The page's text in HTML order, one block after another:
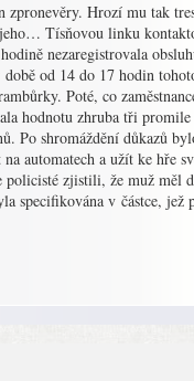
Hrozí mu tak
Tísňovou linku
nezaregistrovala
od 14 do 17 hodin
Poté, co
hodnotu zhruba tři
Po shromáždění důkazů
automatech a užít ke hře
zjistili, že muž měl
specifikována v částce, jež